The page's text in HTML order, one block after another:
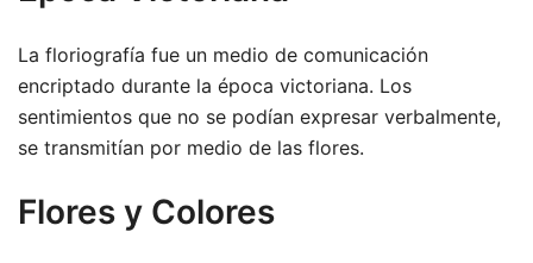
La floriografía fue un medio de comunicación
encriptado durante la época victoriana. Los
sentimientos que no se podían expresar verbalmente,
se transmitían por medio de las flores.
Flores y Colores